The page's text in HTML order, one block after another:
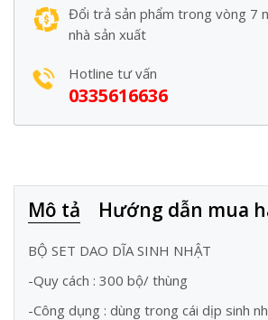
Đổi trả sản phẩm trong vòng 7
nhà sản xuất
Hotline tư vấn
0335616636
Mô tả Hướng dẫn mua
BỘ SET DAO DĨA SINH NHẬT
-Quy cách : 300 bộ/ thùng
-Công dụng : dùng trong cái dịp sinh